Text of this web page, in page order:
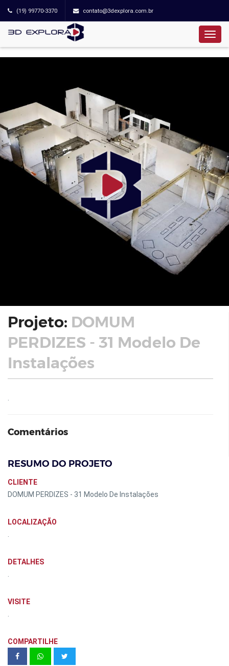
(19) 99770-3370 contato@3dexplora.com.br
Projeto: DOMUM
PERDIZES - 31 Modelo De
Instalações
Comentários
RESUMO DO PROJETO
CLIENTE
DOMUM PERDIZES - 31 Modelo De Instalações
LOCALIZAÇÃO
DETALHES
VISITE
COMPARTILHE
Conquista Vila do Sol Sorocaba -